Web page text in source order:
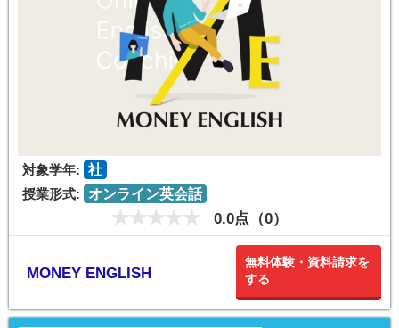
対象学年: 社
授業形式:
オンライン英会話
0.0点（0）
MONEY ENGLISH
無料体験・資料請求を
する